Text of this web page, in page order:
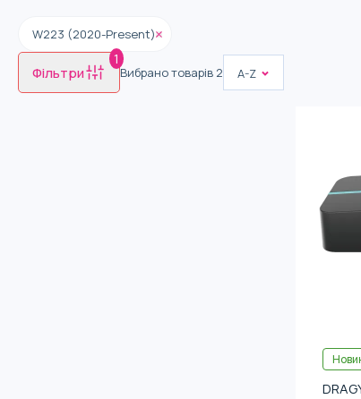
W223 (2020-Present)
Фільтри
1
Вибрано товарів 2 A-Z